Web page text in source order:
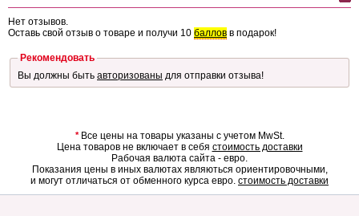
Нет отзывов.
Оставь свой отзыв о товаре и получи 10 баллов в подарок!
Рекомендовать
Вы должны быть авторизованы для отправки отзыва!
*Все цены на товары указаны с учетом MwSt.
Цена товаров не включает в себя стоимость доставки
Рабочая валюта сайта - евро.
Показания цены в иных валютах являються ориентировочными,
и могут отличаться от обменного курса евро. стоимость доставки